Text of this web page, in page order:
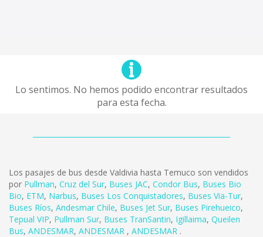
Lo sentimos. No hemos podido encontrar resultados
para esta fecha.
Los pasajes de bus desde Valdivia hasta Temuco son vendidos
por Pullman, Cruz del Sur, Buses JAC, Condor Bus, Buses Bio
Bio, ETM, Narbus, Buses Los Conquistadores, Buses Via-Tur,
Buses Ríos, Andesmar Chile, Buses Jet Sur, Buses Pirehueico,
Tepual VIP, Pullman Sur, Buses TranSantin, Igillaima, Queilen
Bus, ANDESMAR, ANDESMAR , ANDESMAR .